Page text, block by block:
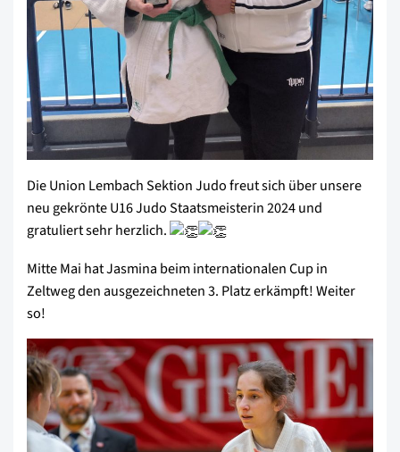
Die Union Lembach Sektion Judo freut sich über unsere
neu gekrönte U16 Judo Staatsmeisterin 2024 und
gratuliert sehr herzlich.
Mitte Mai hat Jasmina beim internationalen Cup in
Zeltweg den ausgezeichneten 3. Platz erkämpft! Weiter
so!